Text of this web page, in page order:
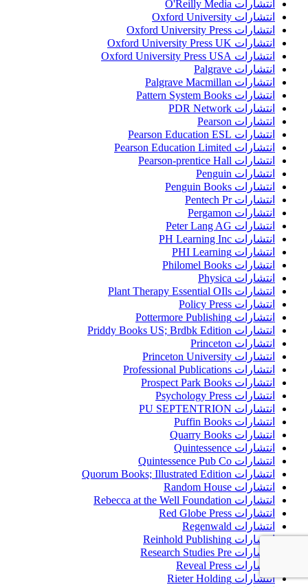
انتشارات O'Reilly Media
انتشارات Oxford University
انتشارات Oxford University Press
انتشارات Oxford University Press UK
انتشارات Oxford University Press USA
انتشارات Palgrave
انتشارات Palgrave Macmillan
انتشارات Pattern System Books
انتشارات PDR Network
انتشارات Pearson
انتشارات Pearson Education ESL
انتشارات Pearson Education Limited
انتشارات Pearson-prentice Hall
انتشارات Penguin
انتشارات Penguin Books
انتشارات Pentech Pr
انتشارات Pergamon
انتشارات Peter Lang AG
انتشارات PH Learning Inc
انتشارات PHI Learning
انتشارات Philomel Books
انتشارات Physica
انتشارات Plant Therapy Essential OIls
انتشارات Policy Press
انتشارات Pottermore Publishing
انتشارات Priddy Books US; Brdbk Edition
انتشارات Princeton
انتشارات Princeton University
انتشارات Professional Publications
انتشارات Prospect Park Books
انتشارات Psychology Press
انتشارات PU SEPTENTRION
انتشارات Puffin Books
انتشارات Quarry Books
انتشارات Quintessence
انتشارات Quintessence Pub Co
انتشارات Quorum Books; Illustrated Edition
انتشارات Random House
انتشارات Rebecca at the Well Foundation
انتشارات Red Globe Press
انتشارات Regenwald
انتشارات Reinhold Publishing
انتشارات Research Studies Pre
انتشارات Reveal Press
انتشارات Rieter Holding